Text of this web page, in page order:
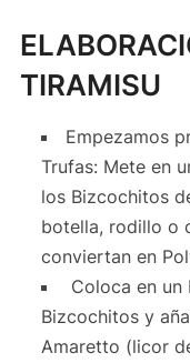
TIRAMISU
Empezamos
Trufas: Mete en
los Bizcochitos
botella, rodillo o
conviertan en
Coloca en
Bizcochitos y
Amaretto (licor